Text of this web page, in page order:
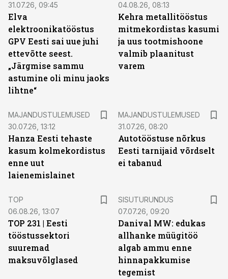
31.07.26, 09:45
Elva
elektroonikatööstus
GPV Eesti sai uue juhi
ettevõtte seest.
„Järgmise sammu
astumine oli minu jaoks
lihtne“
04.08.26, 08:13
Kehra metallitööstus
mitmekordistas kasumi
ja uus tootmishoone
valmib plaanitust
varem
MAJANDUSTULEMUSED
30.07.26, 13:12
Hanza Eesti tehaste
kasum kolmekordistus
enne uut
laienemislainet
MAJANDUSTULEMUSED
31.07.26, 08:20
Autotööstuse nõrkus
Eesti tarnijaid võrdselt
ei tabanud
TOP
06.08.26, 13:07
TOP 231 | Eesti
tööstussektori
suuremad
maksuvõlglased
SISUTURUNDUS
07.07.26, 09:20
Danival MW: edukas
allhanke müügitöö
algab ammu enne
hinnapakkumise
tegemist